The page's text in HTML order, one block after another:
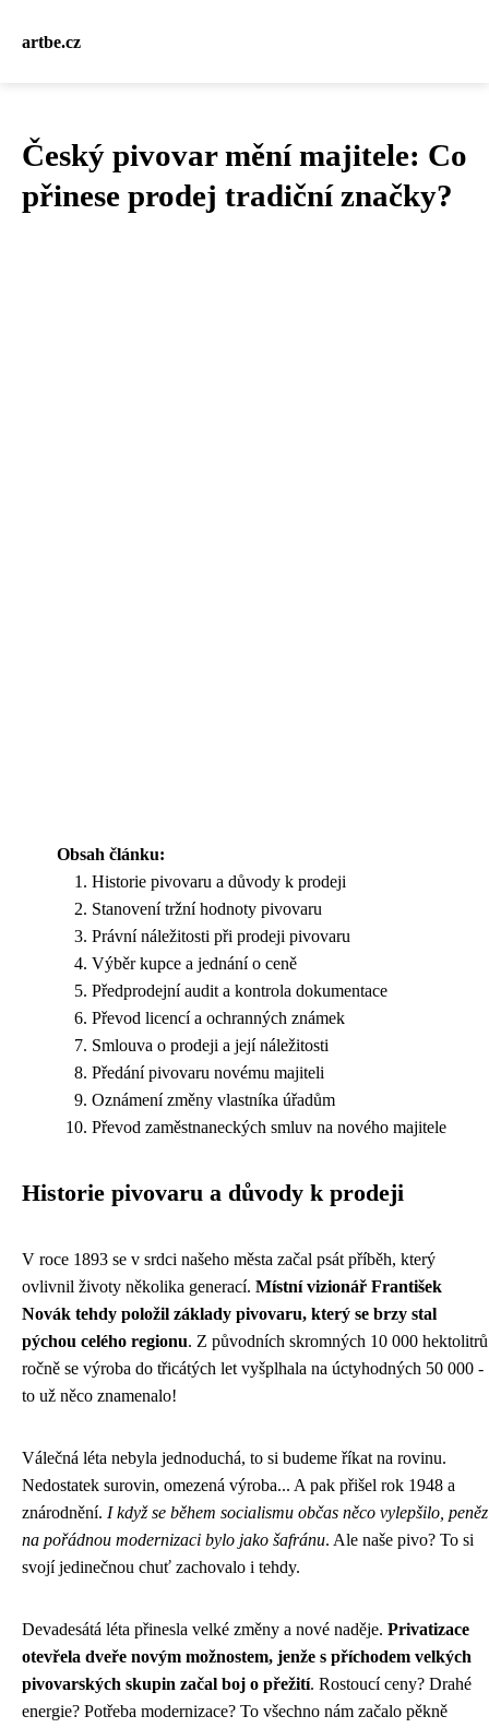
artbe.cz
Český pivovar mění majitele: Co
přinese prodej tradiční značky?
Obsah článku:
Historie pivovaru a důvody k prodeji
Stanovení tržní hodnoty pivovaru
Právní náležitosti při prodeji pivovaru
Výběr kupce a jednání o ceně
Předprodejní audit a kontrola dokumentace
Převod licencí a ochranných známek
Smlouva o prodeji a její náležitosti
Předání pivovaru novému majiteli
Oznámení změny vlastníka úřadům
Převod zaměstnaneckých smluv na nového majitele
Historie pivovaru a důvody k prodeji
V roce 1893 se v srdci našeho města začal psát příběh, který
ovlivnil životy několika generací. Místní vizionář František
Novák tehdy položil základy pivovaru, který se brzy stal
pýchou celého regionu. Z původních skromných 10 000 hektolitrů
ročně se výroba do třicátých let vyšplhala na úctyhodných 50 000 -
to už něco znamenalo!
Válečná léta nebyla jednoduchá, to si budeme říkat na rovinu.
Nedostatek surovin, omezená výroba... A pak přišel rok 1948 a
znárodnění. I když se během socialismu občas něco vylepšilo, peněz
na pořádnou modernizaci bylo jako šafránu. Ale naše pivo? To si
svojí jedinečnou chuť zachovalo i tehdy.
Devadesátá léta přinesla velké změny a nové naděje. Privatizace
otevřela dveře novým možnostem, jenže s příchodem velkých
pivovarských skupin začal boj o přežití. Rostoucí ceny? Drahé
energie? Potřeba modernizace? To všechno nám začalo pěkně